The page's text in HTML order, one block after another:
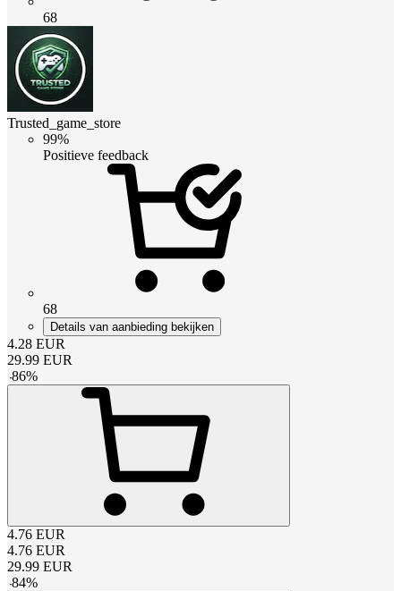
68
Trusted_game_store
99%
Positieve feedback
68
Details van aanbieding bekijken
4.28 EUR
29.99 EUR
-86%
4.76 EUR
4.76 EUR
29.99 EUR
-84%